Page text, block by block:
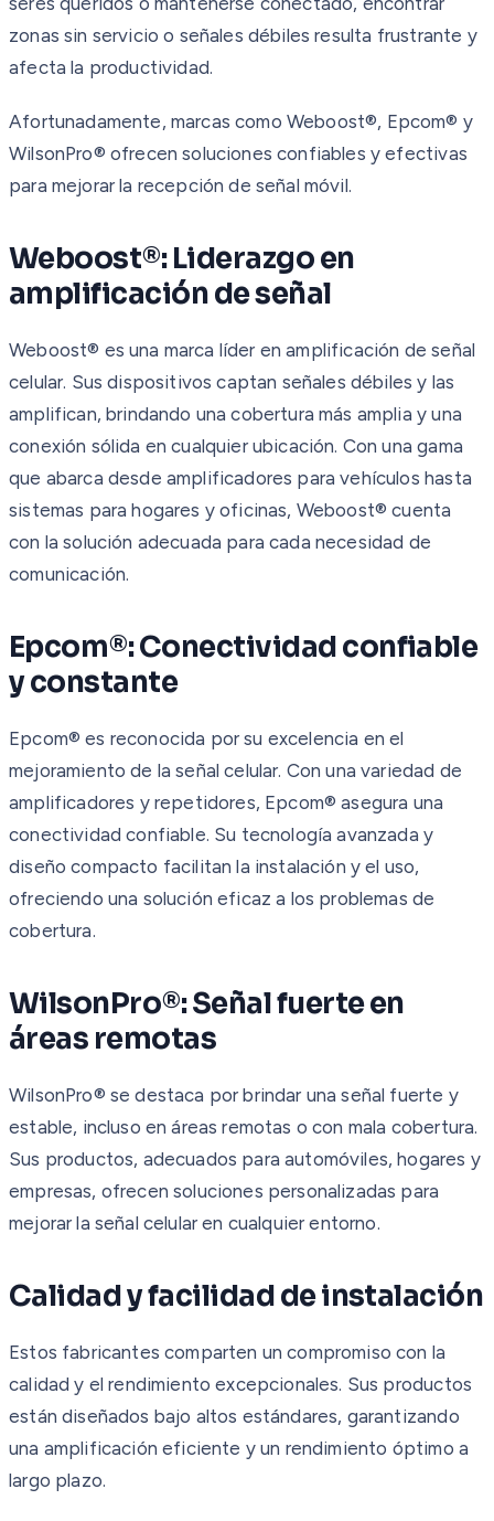
zonas sin servicio o señales débiles resulta frustrante y
afecta la productividad.
Afortunadamente, marcas como Weboost®, Epcom® y
WilsonPro® ofrecen soluciones confiables y efectivas
para mejorar la recepción de señal móvil.
Weboost®: Liderazgo en
amplificación de señal
Weboost® es una marca líder en amplificación de señal
celular. Sus dispositivos captan señales débiles y las
amplifican, brindando una cobertura más amplia y una
conexión sólida en cualquier ubicación. Con una gama
que abarca desde amplificadores para vehículos hasta
sistemas para hogares y oficinas, Weboost® cuenta
con la solución adecuada para cada necesidad de
comunicación.
Epcom®: Conectividad confiable
y constante
Epcom® es reconocida por su excelencia en el
mejoramiento de la señal celular. Con una variedad de
amplificadores y repetidores, Epcom® asegura una
conectividad confiable. Su tecnología avanzada y
diseño compacto facilitan la instalación y el uso,
ofreciendo una solución eficaz a los problemas de
cobertura.
WilsonPro®: Señal fuerte en
áreas remotas
WilsonPro® se destaca por brindar una señal fuerte y
estable, incluso en áreas remotas o con mala cobertura.
Sus productos, adecuados para automóviles, hogares y
empresas, ofrecen soluciones personalizadas para
mejorar la señal celular en cualquier entorno.
Calidad y facilidad de instalación
Estos fabricantes comparten un compromiso con la
calidad y el rendimiento excepcionales. Sus productos
están diseñados bajo altos estándares, garantizando
una amplificación eficiente y un rendimiento óptimo a
largo plazo.